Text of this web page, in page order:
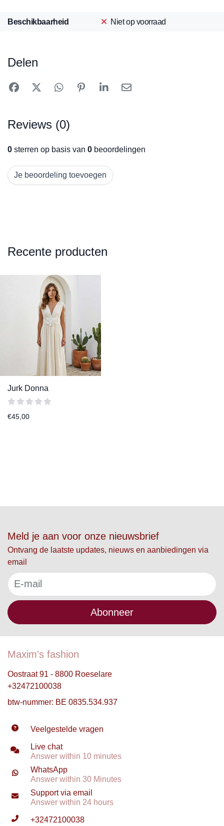
Beschikbaarheid Niet op voorraad
Delen
Reviews (0)
0 sterren op basis van 0 beoordelingen
Je beoordeling toevoegen
Recente producten
Jurk Donna
€45,00
Meld je aan voor onze nieuwsbrief
Ontvang de laatste updates, nieuws en aanbiedingen via
email
Abonneer
Maxim's fashion
Oostraat 91 - 8800 Roeselare
+32472100038
btw-nummer: BE 0835.534.937
Veelgestelde vragen
Live chat
Answer within 10 minutes
WhatsApp
Answer within 30 Minutes
Support via email
Answer within 24 hours
+32472100038